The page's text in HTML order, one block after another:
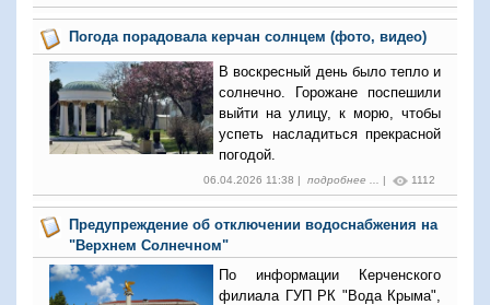
Погода порадовала керчан солнцем (фото, видео)
В воскресный день было тепло и
солнечно. Горожане поспешили
выйти на улицу, к морю, чтобы
успеть насладиться прекрасной
погодой.
06.04.2026 11:38 | подробнее ... | 1112
Предупреждение об отключении водоснабжения на
"Верхнем Солнечном"
По информации Керченского
филиала ГУП РК "Вода Крыма",